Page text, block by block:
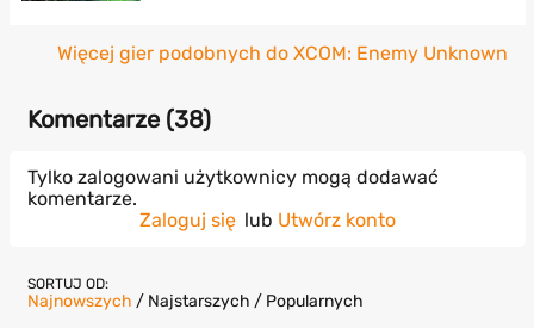
Więcej gier podobnych do XCOM: Enemy Unknown
Komentarze (38)
Tylko zalogowani użytkownicy mogą dodawać
komentarze.
Zaloguj się lub Utwórz konto
SORTUJ OD:
Najnowszych / Najstarszych / Popularnych